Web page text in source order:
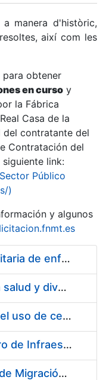
manera d'històric,
així com les
obtener
en curso y
la Fábrica
Casa de la
del contratante del
Contratación del
link:
Público
)
y algunos
Servicio de asistencia sanitaria de enfermería de urgencias en la Fábrica Nacional de Moneda y Timbre - Real Casa de la Moneda
Servicio de vigilancia de la salud y diversas actividades preventivas en la Fábrica de Papel de Burgos y actividades sanitarias en el centro de trabajo de Madrid de la Fábrica Nacional de Moneda y Timbre - Real Casa de la Moneda
Dinamización y fomento del uso de certificados CERES en Redes Sociales
Contratación de Suministro de Infraestructura para entorno de Preservación de Datos
Contratación del Servicio de Migración del Sistema ACSFE a Opentext